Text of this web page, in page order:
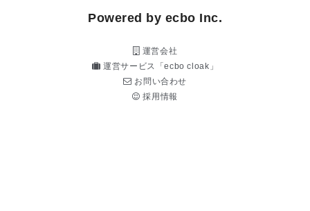
Powered by ecbo Inc.
運営会社
運営サービス「ecbo cloak」
お問い合わせ
採用情報